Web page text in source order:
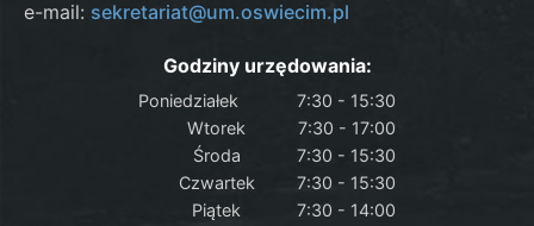
e-mail: sekretariat@um.oswiecim.pl
Godziny urzędowania:
Poniedziałek
7:30 - 15:30
Wtorek
7:30 - 17:00
Środa
7:30 - 15:30
Czwartek
7:30 - 15:30
Piątek
7:30 - 14:00